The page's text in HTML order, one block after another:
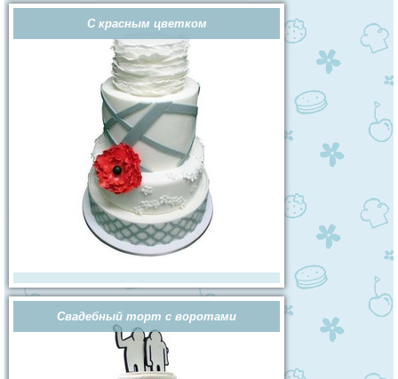
С красным цветком
Свадебный торт с воротами